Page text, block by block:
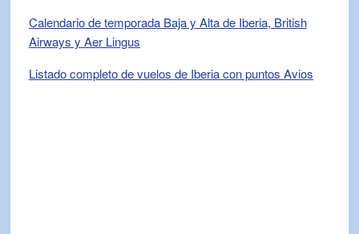
Calendario de temporada Baja y Alta de Iberia, British
Airways y Aer Lingus
Listado completo de vuelos de Iberia con puntos Avios